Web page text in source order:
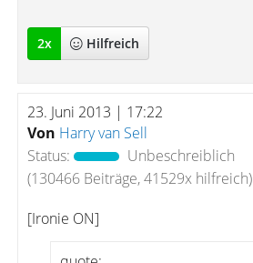
2x Hilfreich
23. Juni 2013 | 17:22
Von Harry van Sell
Status:
Unbeschreiblich
(130466 Beiträge, 41529x hilfreich)
[Ironie ON]